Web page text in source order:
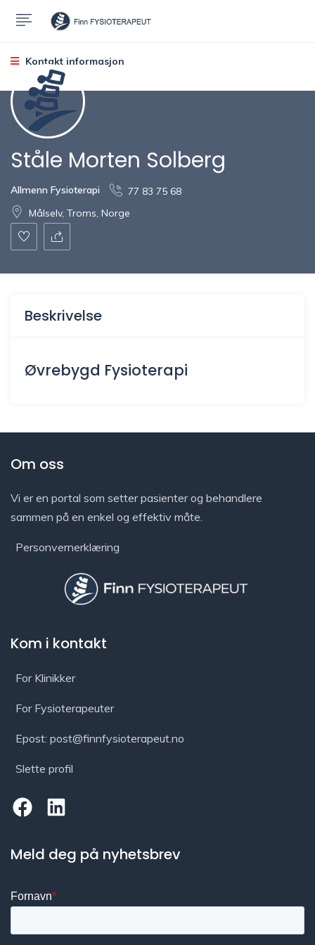
Kontakt informasjon
Ståle Morten Solberg
Allmenn Fysioterapi
77 83 75 68
Målselv, Troms, Norge
Beskrivelse
Øvrebygd Fysioterapi
Om oss
Vi er en portal som setter pasienter og behandlere
sammen på en enkel og effektiv måte.
Personvernerklæring
Kom i kontakt
For Klinikker
For Fysioterapeuter
Epost: post@finnfysioterapeut.no
Slette profil
Meld deg på nyhetsbrev